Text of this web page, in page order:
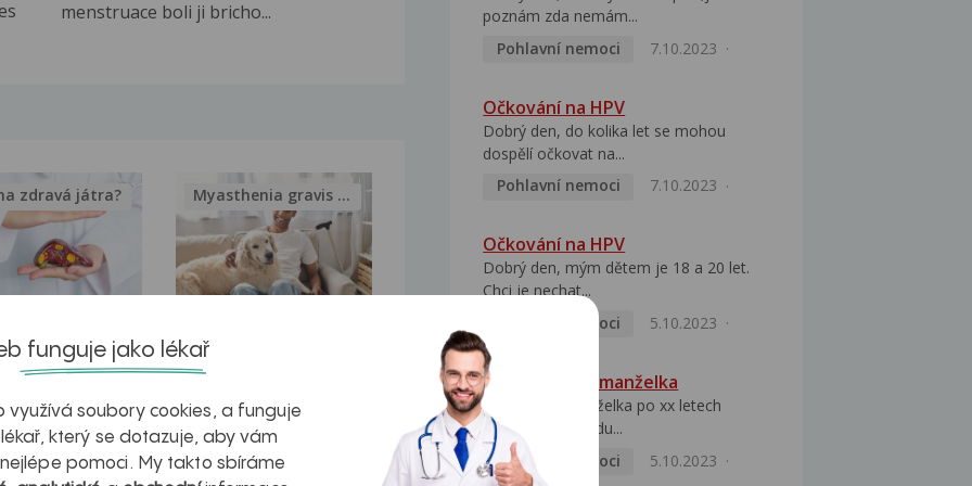
menstruace boli ji bricho...
v datech a
zdravá játra?
Inovativní
myastenie –
naděje pro ty,
Myasthenia gravis – vše, co...
poznám zda nemám...
Pohlavní nemoci
7.10.2023
Očkování na HPV
Dobrý den, do kolika let se mohou
dospělí očkovat na...
Pohlavní nemoci
7.10.2023
Očkování na HPV
Dobrý den, mým dětem je 18 a 20 let.
Chci je nechat...
Pohlavní nemoci
5.10.2023
HPV pozitivní manželka
Dobrý den, manželka po xx letech
přivezla z Východu...
Pohlavní nemoci
5.10.2023
funguje jako lékař
využívá soubory cookies, a funguje
který se dotazuje, aby vám
pomoci. My takto sbíráme